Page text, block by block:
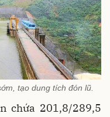
tạo dung tích đón lũ.
chứa 201,8/289,5